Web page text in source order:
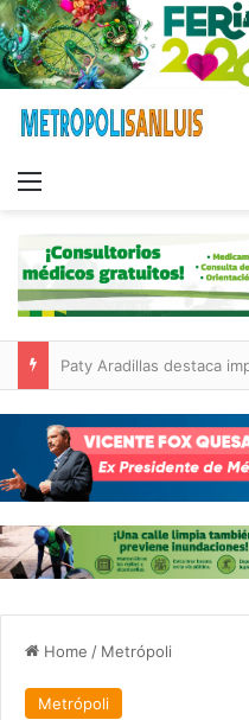
Home / Metrópoli
Metrópoli